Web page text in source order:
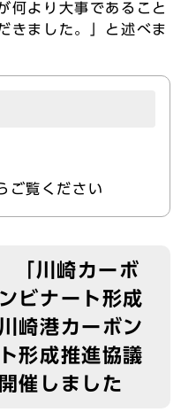
何より大事であること
きました。」と述べま
ご覧ください
川崎カーボ
ビナート形成
崎港カーボン
形成推進協議
催しました